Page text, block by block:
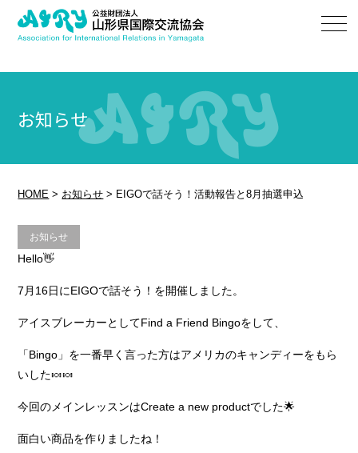
お知らせ
HOME > お知らせ > EIGOで話そう！活動報告と8月抽選申込
お知らせ
Hello👋
7月16日にEIGOで話そう！を開催しました。
アイスブレーカーとしてFind a Friend Bingoをして、
「Bingo」を一番早く言った方はアメリカのキャンディーをもら
いした🍬🍬
今回のメインレッスンはCreate a new productでした🌟
面白い商品を作りましたね！